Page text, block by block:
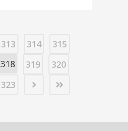
313 314
315
318 319
320
323